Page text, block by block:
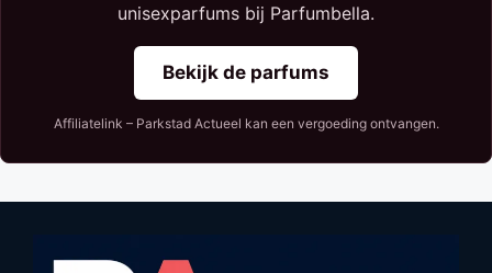
unisexparfums bij Parfumbella.
Bekijk de parfums
Affiliatelink – Parkstad Actueel kan een vergoeding ontvangen.